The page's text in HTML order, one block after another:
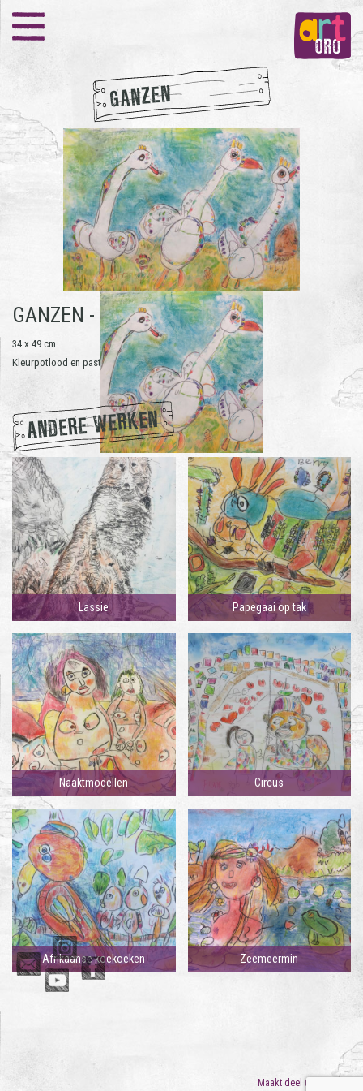
GANZEN
GANZEN - FRANK BOUTKAN
34 x 49 cm
Kleurpotlood en pastelkrijt op papier | 2019
ANDERE WERKEN
Lassie Papegaai op tak
Naaktmodellen Circus
Afrikaanse koekoeken Zeemeermin
Maakt deel uit van